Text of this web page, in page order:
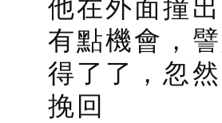
有點機會，
得了了，忽
挽回